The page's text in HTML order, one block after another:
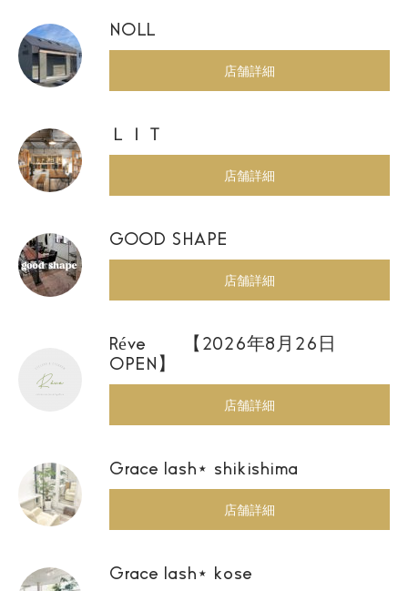
NOLL
店舗詳細
ＬＩＴ
店舗詳細
GOOD SHAPE
店舗詳細
Réve 【2026年8月26日
OPEN】
店舗詳細
Grace lash⋆ shikishima
店舗詳細
Grace lash⋆ kose